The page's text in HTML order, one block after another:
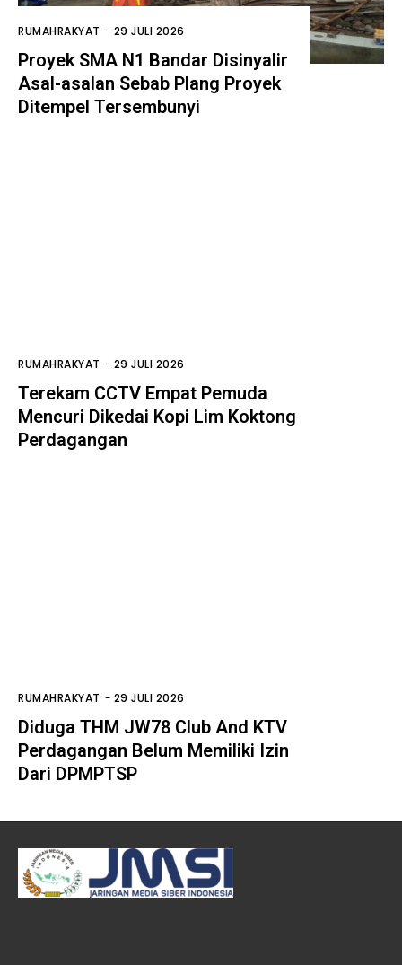
RUMAHRAKYAT - 29 JULI 2026
Proyek SMA N1 Bandar Disinyalir
Asal-asalan Sebab Plang Proyek
Ditempel Tersembunyi
RUMAHRAKYAT - 29 JULI 2026
Terekam CCTV Empat Pemuda
Mencuri Dikedai Kopi Lim Koktong
Perdagangan
RUMAHRAKYAT - 29 JULI 2026
Diduga THM JW78 Club And KTV
Perdagangan Belum Memiliki Izin
Dari DPMPTSP